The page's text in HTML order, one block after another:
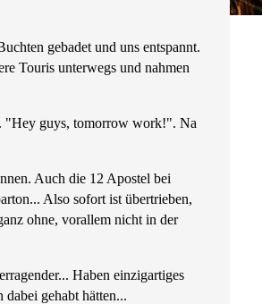
gebadet und uns entspannt.
Touris unterwegs und nahmen
"Hey guys, tomorrow work!". Na
Auch die 12 Apostel bei
Also sofort ist übertrieben,
ohne, vorallem nicht in der
Haben einzigartiges
gehabt hätten...